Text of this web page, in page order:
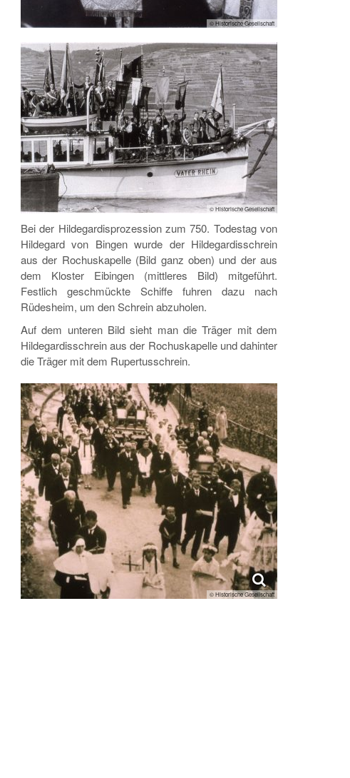
© Historische Gesellschaft
© Historische Gesellschaft
Bei der Hildegardisprozession zum 750. Todestag von
Hildegard von Bingen wurde der Hildegardisschrein
aus der Rochuskapelle (Bild ganz oben) und der aus
dem Kloster Eibingen (mittleres Bild) mitgeführt.
Festlich geschmückte Schiffe fuhren dazu nach
Rüdesheim, um den Schrein abzuholen.
Auf dem unteren Bild sieht man die Träger mit dem
Hildegardisschrein aus der Rochuskapelle und dahinter
die Träger mit dem Rupertusschrein.
© Historische Gesellschaft